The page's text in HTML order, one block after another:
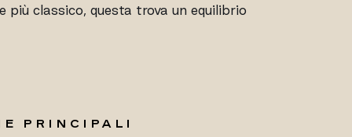
più classico, questa trova un equilibrio
PRINCIPALI